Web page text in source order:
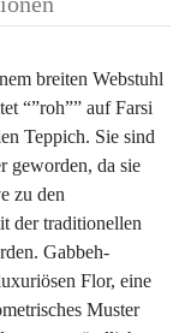
breiten Webstuhl
“”roh”” auf Farsi
Teppich. Sie sind
geworden, da sie
zu den
der traditionellen
Gabbeh-
Flor, eine
Muster